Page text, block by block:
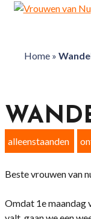
Home»
alleenstaanden
Beste vrouwen van
Omdat 1e maandag